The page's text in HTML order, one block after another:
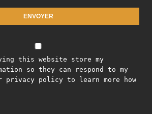
this website store my
so they can respond to my
privacy policy to learn more how